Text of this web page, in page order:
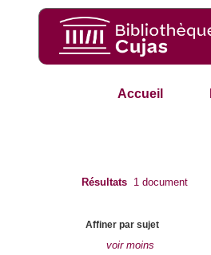
Accueil
Résultats 1 document
Affiner par sujet
voir moins